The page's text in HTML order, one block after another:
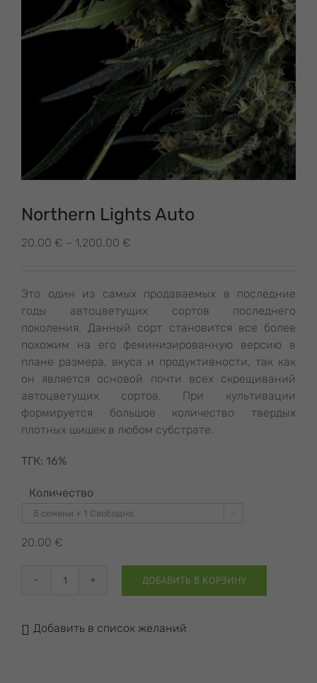
Northern Lights Auto
20.00 € – 1,200.00 €
–
1,200.00 €
Это один из самых продаваемых в последние
годы автоцветущих сортов последнего
поколения. Данный сорт становится все более
похожим на его феминизированную версию в
плане размера, вкуса и продуктивности, так как
он является основой почти всех скрещиваний
автоцветущих сортов. При культивации
формируется большое количество твердых
плотных шишек в любом субстрате.
ТГК: 16%
Количество
20.00 €
Количество
ДОБАВИТЬ В КОРЗИНУ
Добавить в список желаний